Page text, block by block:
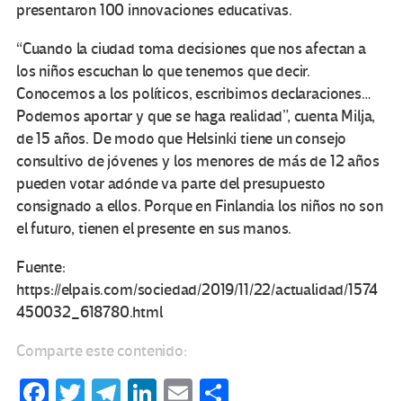
presentaron 100 innovaciones educativas.
“Cuando la ciudad toma decisiones que nos afectan a
los niños escuchan lo que tenemos que decir.
Conocemos a los políticos, escribimos declaraciones…
Podemos aportar y que se haga realidad”, cuenta Milja,
de 15 años. De modo que Helsinki tiene un consejo
consultivo de jóvenes y los menores de más de 12 años
pueden votar adónde va parte del presupuesto
consignado a ellos. Porque en Finlandia los niños no son
el futuro, tienen el presente en sus manos.
Fuente:
https://elpais.com/sociedad/2019/11/22/actualidad/1574
450032_618780.html
Comparte este contenido:
Fa T Te Li E